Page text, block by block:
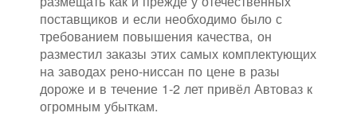
поставщиков и если необходимо было с
требованием повышения качества, он
разместил заказы этих самых комплектующих
на заводах рено-ниссан по цене в разы
дороже и в течение 1-2 лет привёл Автоваз к
огромным убыткам.